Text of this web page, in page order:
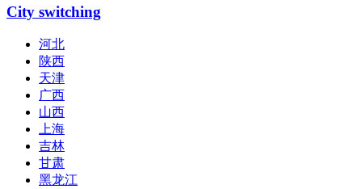
City switching
河北
陕西
天津
广西
山西
上海
吉林
甘肃
黑龙江